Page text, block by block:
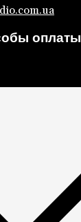
оплаты